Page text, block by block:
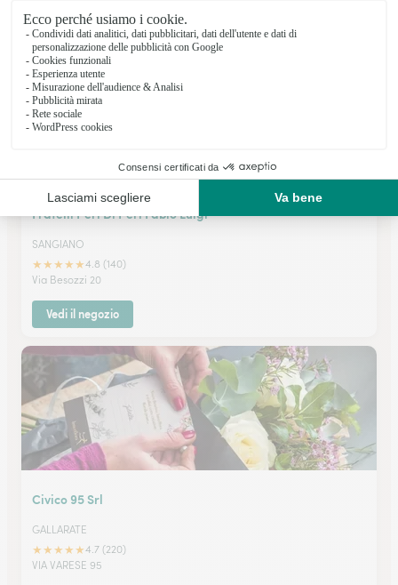
Vedi il negozio
Fratelli Peri Di Peri Fabio Luigi
SANGIANO
★★★★★4.8 (140)
Via Besozzi 20
Vedi il negozio
Civico 95 Srl
GALLARATE
★★★★★4.7 (220)
VIA VARESE 95